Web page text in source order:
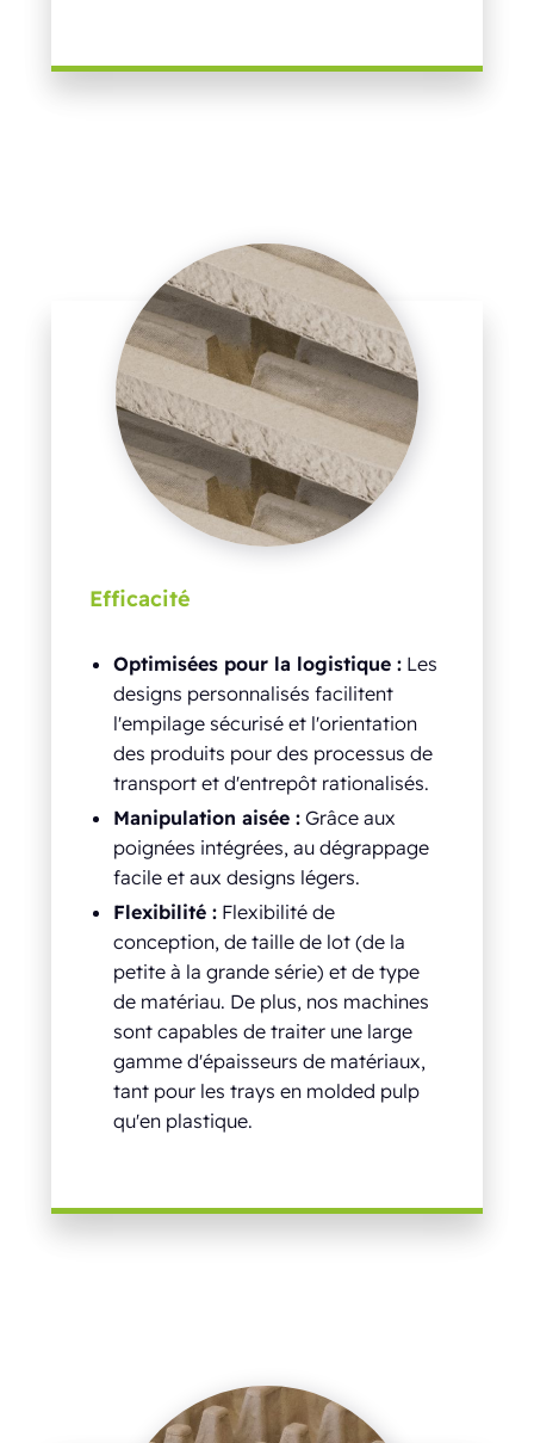
Efficacité
Optimisées pour la logistique :Les
designs personnalisés facilitent
l'empilage sécurisé et l'orientation
des produits pour des processus de
transport et d'entrepôt rationalisés.
Manipulation aisée :Grâce aux
poignées intégrées, au dégrappage
facile et aux designs légers.
Flexibilité :Flexibilité de
conception, de taille de lot (de la
petite à la grande série) et de type
de matériau. De plus, nos machines
sont capables de traiter une large
gamme d'épaisseurs de matériaux,
tant pour les trays en molded pulp
qu'en plastique.